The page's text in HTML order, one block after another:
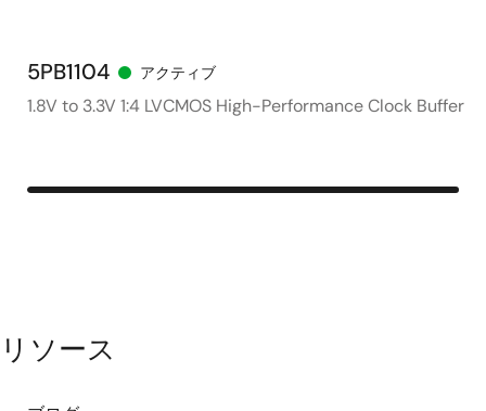
5PB1104 アクティブ
1.8V to 3.3V 1:4 LVCMOS High-Performance Clock Buffer
リソース